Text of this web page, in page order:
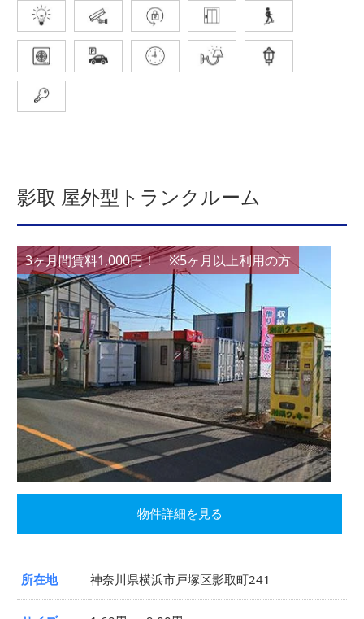
影取 屋外型トランクルーム
3ヶ月間賃料1,000円！ ※5ヶ月以上利用の方
物件詳細を見る
所在地 神奈川県横浜市戸塚区影取町241